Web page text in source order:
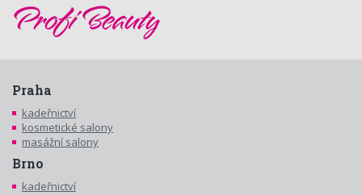
Praha
kadeřnictví
kosmetické salony
masážní salony
Brno
kadeřnictví